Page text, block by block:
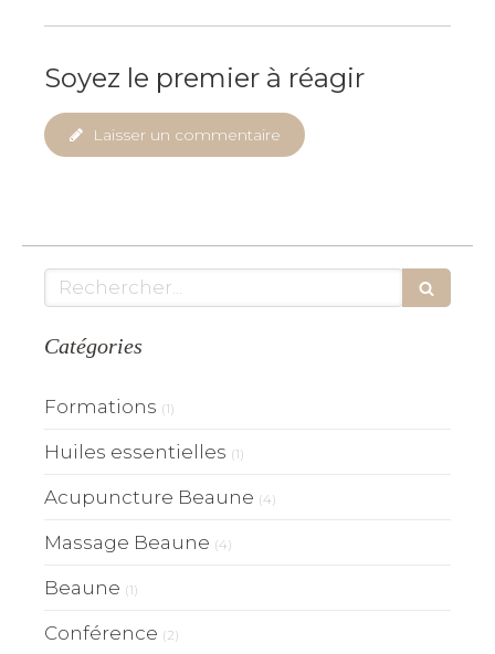
Soyez le premier à réagir
Laisser un commentaire
Rechercher
Catégories
Formations (1)
Huiles essentielles (1)
Acupuncture Beaune (4)
Massage Beaune (4)
Beaune (1)
Conférence (2)